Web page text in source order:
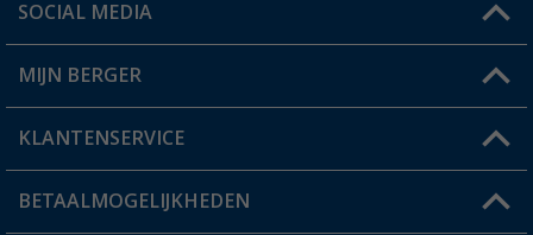
Een vraag?
Winkel vinden
SOCIAL MEDIA
MIJN BERGER
Mijn account
Status bestelling
KLANTENSERVICE
FAQ & Contact
BETAALMOGELIJKHEDEN